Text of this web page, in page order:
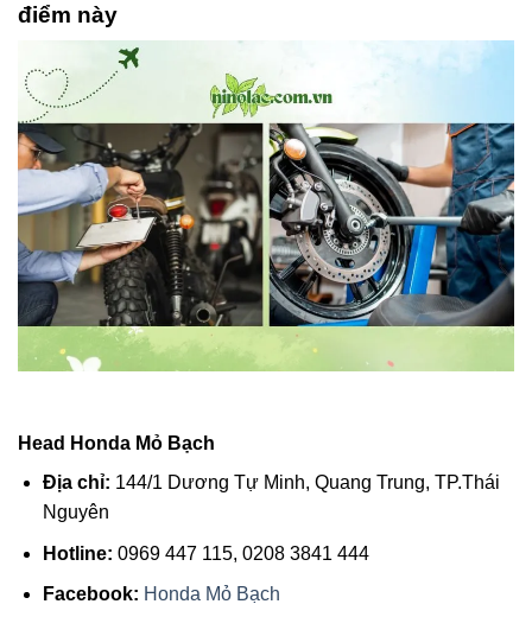
điểm này
Head Honda Mỏ Bạch
Địa chỉ: 144/1 Dương Tự Minh, Quang Trung, TP.Thái
Nguyên
Hotline: 0969 447 115, 0208 3841 444
Facebook: Honda Mỏ Bạch